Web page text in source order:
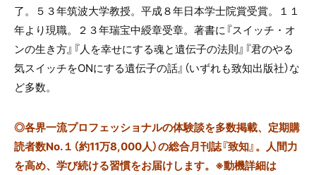
了。５３年筑波大学教授。平成８年日本学士院賞受賞。１１
年より現職。２３年瑞宝中綬章受章。著書に『スイッチ・オ
ンの生き方』『人を幸せにする魂と遺伝子の法則』『君のやる
気スイッチをONにする遺伝子の話』（いずれも致知出版社）な
ど多数。
◎各界一流プロフェッショナルの体験談を多数掲載、定期購
読者数No.１（約11万8,000人）の総合月刊誌『致知』。人間力
を高め、学び続ける習慣をお届けします。※動機詳細は